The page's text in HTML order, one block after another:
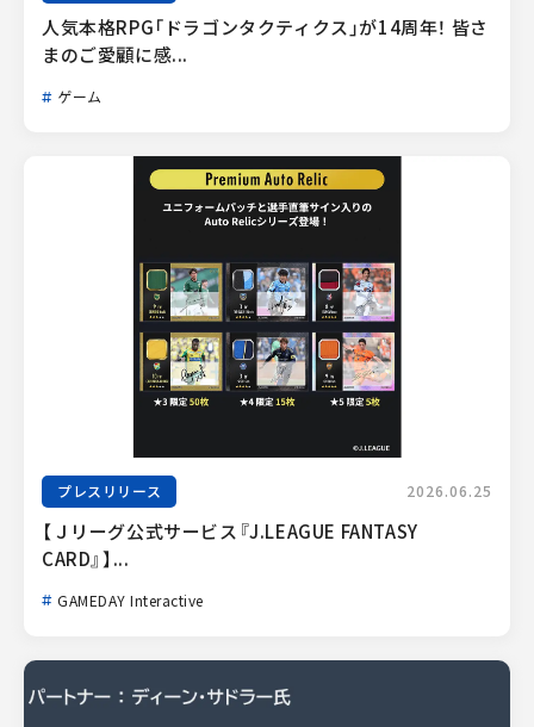
人気本格RPG「ドラゴンタクティクス」が14周年！ 皆さ
まのご愛顧に感...
ゲーム
プレスリリース 2026.06.25
【Ｊリーグ公式サービス『J.LEAGUE FANTASY
CARD』】...
GAMEDAY Interactive